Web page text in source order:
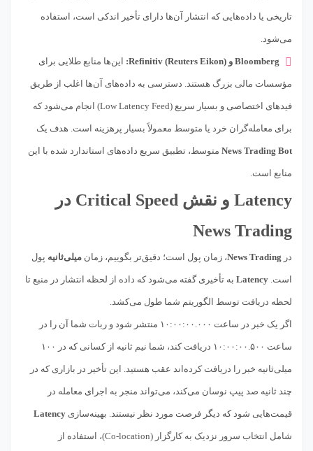
تاریخی یا داده‌هایی که انتشار آن‌ها دارای تأخیر اندکی است، استفاده
می‌شود.
Bloomberg و Refinitiv (Reuters Eikon): این‌ها منابع طلایی برای
مؤسسات مالی بزرگ هستند. دسترسی به داده‌های آن‌ها اغلب از طریق
فیدهای اختصاصی و بسیار سریع (Low Latency Feed) انجام می‌شود که
برای معامله‌گران خرد یا متوسط معمولاً بسیار پرهزینه است. هدف یک
News Trading Bot متوسط، تطبیق سریع داده‌های استاندارد شده با این
منابع است.
Latency و نقش Critical Speed در
News Trading
در News Trading، زمان پول است؛ دقیق‌تر بگوییم، زمان میلی‌ثانیه پول
است. Latency به تأخیری گفته می‌شود که داده از لحظه انتشار در منبع تا
لحظه دریافت توسط الگوریتم شما طول می‌کشد.
اگر یک خبر در ساعت ۱۰:۰۰:۰۰.۰۰۰ منتشر شود و ربات شما آن را در
ساعت ۱۰:۰۰:۰۰.۵۰۰ دریافت کند، شما نیم ثانیه از کسانی که در ۱۰۰
میلی‌ثانیه خبر را دریافت کرده‌اند عقب هستید. این تأخیر در بازاری که در
چند ثانیه صد پیپ نوسان می‌کند، می‌تواند منجر به اجرای معامله در
قیمت‌هایی شود که دیگر فرصت مورد نظر نیستند. بهینه‌سازی Latency
شامل انتخاب سرور نزدیک به کارگزار (Co-location)، استفاده از